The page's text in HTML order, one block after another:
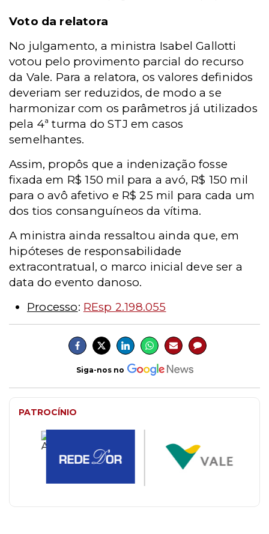
Voto da relatora
No julgamento, a ministra Isabel Gallotti
votou pelo provimento parcial do recurso
da Vale. Para a relatora, os valores definidos
deveriam ser reduzidos, de modo a se
harmonizar com os parâmetros já utilizados
pela 4ª turma do STJ em casos
semelhantes.
Assim, propôs que a indenização fosse
fixada em R$ 150 mil para a avó, R$ 150 mil
para o avô afetivo e R$ 25 mil para cada um
dos tios consanguíneos da vítima.
A ministra ainda ressaltou ainda que, em
hipóteses de responsabilidade
extracontratual, o marco inicial deve ser a
data do evento danoso.
Processo: REsp 2.198.055
Siga-nos no
PATROCÍNIO